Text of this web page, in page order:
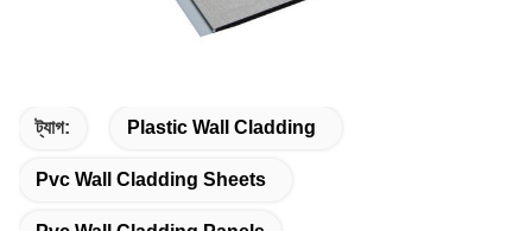
ট্যাগ: Plastic Wall Cladding
Pvc Wall Cladding Sheets